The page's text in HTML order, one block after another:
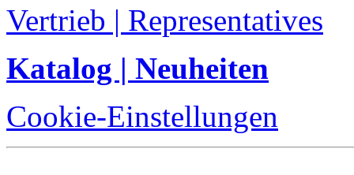
Vertrieb | Representatives
Katalog | Neuheiten
Cookie-Einstellungen